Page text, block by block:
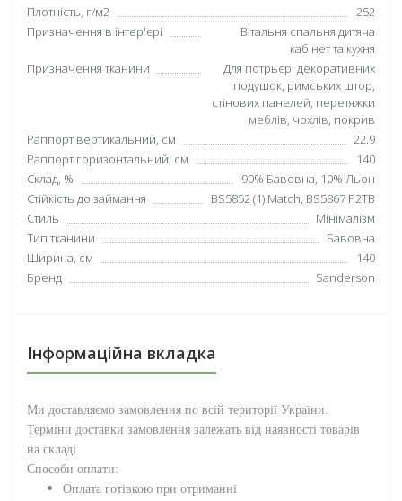
Плотність, г/м2
252
Призначення в інтер'єрі
Вітальня спальня дитяча
кабінет та кухня
Призначення тканини
Для потрьєр, декоративних
подушок, римських штор,
стінових панелей, перетяжки
меблів, чохлів, покрив
Раппорт вертикальний, см
22.9
Раппорт горизонтальний, см
140
Склад, %
90% Бавовна, 10% Льон
Стійкість до займання
BS5852 (1) Match, BS5867 P2TB
Стиль
Мінімалізм
Тип тканини
Бавовна
Ширина, см
140
Бренд
Sanderson
Інформаційна вкладка
Ми доставляємо замовлення по всій території України.
Терміни доставки замовлення залежать від наявності товарів
на складі.
Способи оплати:
Оплата готівкою при отриманні